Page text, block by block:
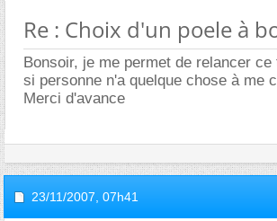
Re : Choix d'un poele à
Bonsoir, je me permet de relancer
si personne n'a quelque chose à me
Merci d'avance
23/11/2007, 07h41